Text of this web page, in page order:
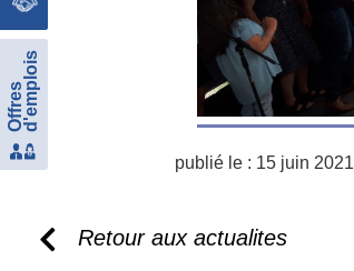
publié le : 15 juin 2021
Retour aux actualites
Offresd'emplois